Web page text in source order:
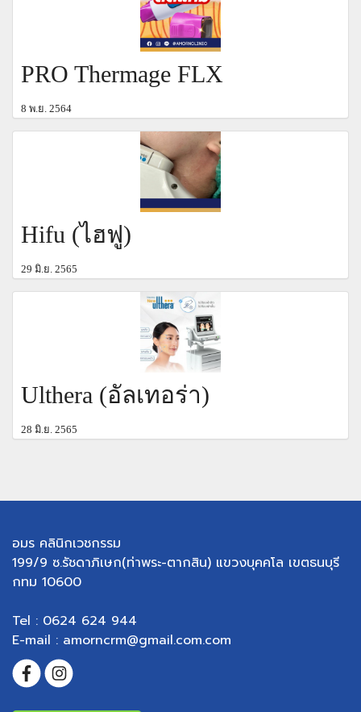
PRO Thermage FLX
8 พ.ย. 2564
Hifu (ไฮฟู)
29 มิ.ย. 2565
Ulthera (อัลเทอร่า)
28 มิ.ย. 2565
อมร คลินิกเวชกรรม
199/9 ซ.รัชดาภิเษก(ท่าพระ-ตากสิน) แขวงบุคคโล เขตธนบุรี
กทม 10600
Tel : 0624 624 944
E-mail : amorncrm@gmail.com.com